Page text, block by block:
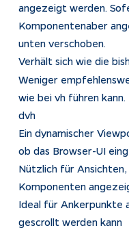
angezeigt werden.
Komponentenaber
unten verschoben.
Verhält sich wie die
Weniger
wie bei vh führen kann.
dvh
Ein dynamischer
ob das Browser-UI
Nützlich für
Komponenten
Ideal für Ankerpunkte
gescrollt werden kann